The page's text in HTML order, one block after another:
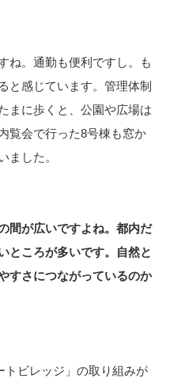
ね。通勤も便利ですし。も
と感じています。管理体制
まに歩くと、公園や広場は
覧会で行った8号棟も窓か
ました。
が広いですよね。都内だ
ところが多いです。自然と
すさにつながっているのか
トビレッジ」の取り組みが